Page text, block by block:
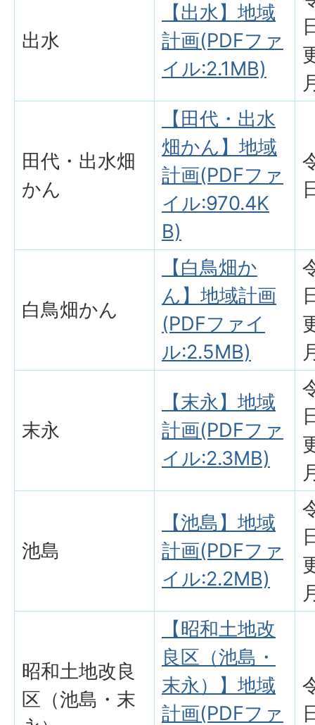
出水
【出水】地域
計画(PDFファ
イル:2.1MB)
田代・出水畑
かん
【田代・出水
畑かん】地域
計画(PDFファ
イル:970.4K
B)
白鳥畑かん
【白鳥畑か
ん】地域計画
(PDFファイ
ル:2.5MB)
末永
【末永】地域
計画(PDFファ
イル:2.3MB)
池島
【池島】地域
計画(PDFファ
イル:2.2MB)
昭和土地改良
区（池島・末
【昭和土地改
良区（池島・
末永）】地域
計画(PDFファ